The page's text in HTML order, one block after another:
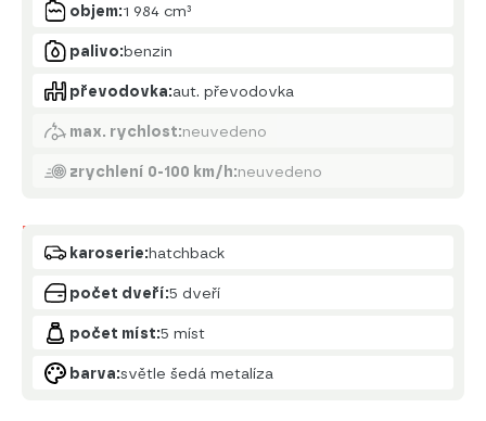
objem:1 984 cm³
palivo:benzin
převodovka:aut. převodovka
max. rychlost:neuvedeno
zrychlení 0-100 km/h:neuvedeno
Karoserie
karoserie:hatchback
počet dveří:5 dveří
počet míst:5 míst
barva:světle šedá metalíza